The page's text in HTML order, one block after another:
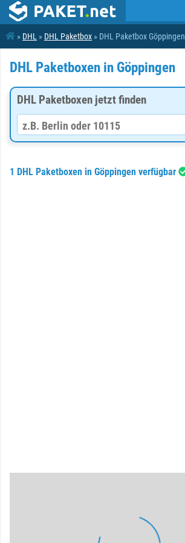
» DHL » DHL Paketbox » DHL Paketbox Göppingen
DHL Paketboxen in Göppingen
DHL Paketboxen jetzt finden
1 DHL Paketboxen in Göppingen verfügbar